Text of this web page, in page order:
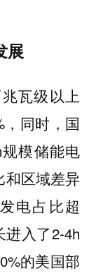
展
瓦级以上
同时，国
模储能电
和区域差异
电占比超
入了2-4h
的美国部